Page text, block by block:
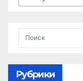
Рубрики